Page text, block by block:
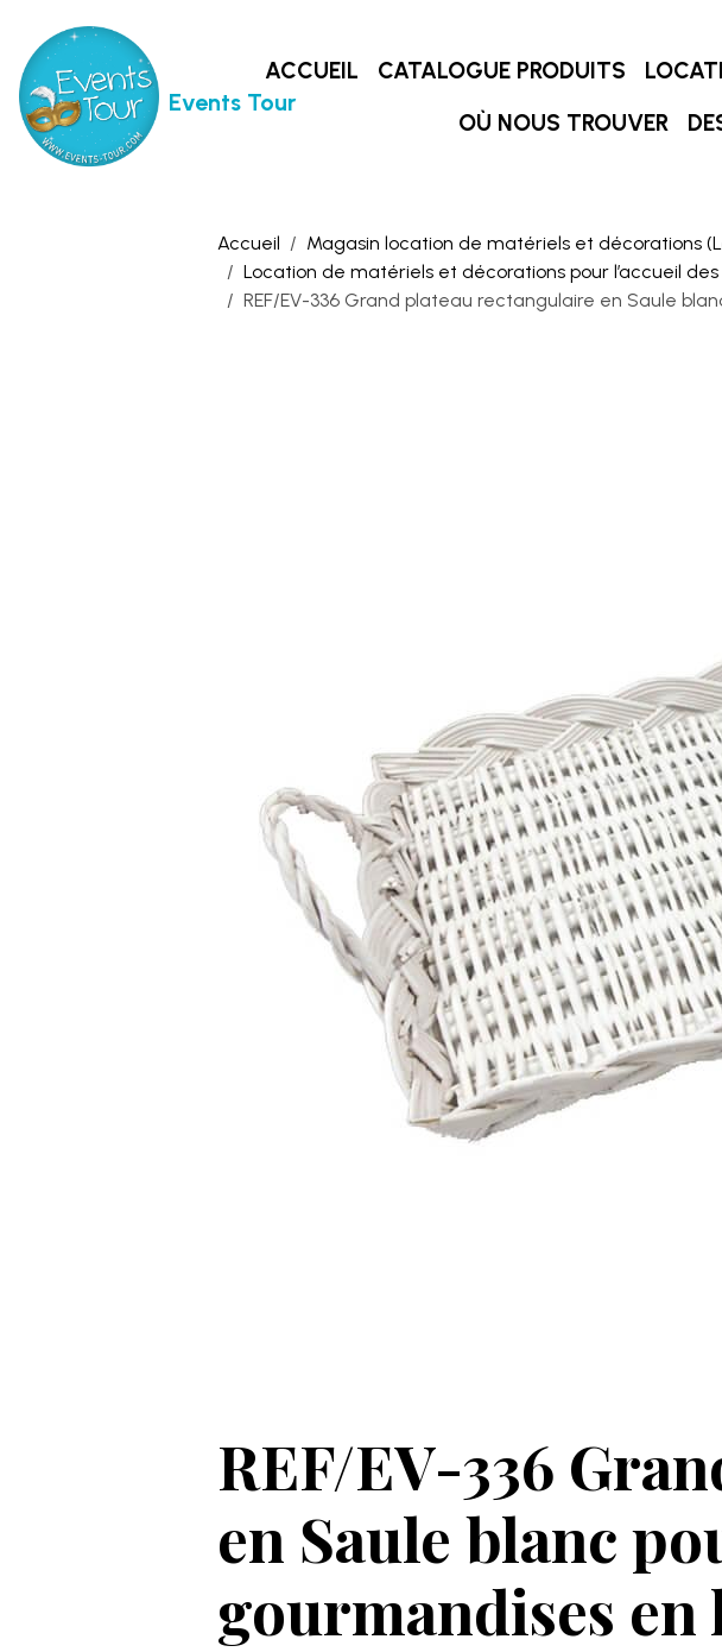
Events Tour
ACCUEIL CATALOGUE PRODUITS
OÙ NOUS TROUVER
Accueil
Magasin location de matériels et décorations
Location de matériels et décorations pour l’accueil des
REF/EV-336 Grand plateau rectangulaire en Saule
REF/EV-336
en Saule blanc
gourmandises en